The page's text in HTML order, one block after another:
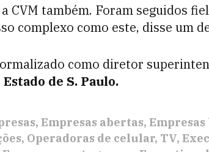
a CVM também. Foram seguidos
complexo como este, disse um
como diretor
Estado de S. Paulo.
Empresas abertas
Operadoras de celular TV